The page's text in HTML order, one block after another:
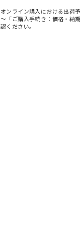
オンライン購入における出荷
～「ご購入手続き：価格・納
認ください。